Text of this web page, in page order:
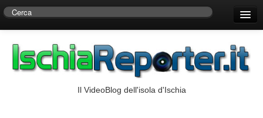
Centro di Ricerche Storiche D’Ambra
Il VideoBlog dell'isola d'Ischia